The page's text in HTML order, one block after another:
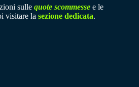
sulle quote scommesse e le
visitare la sezione dedicata.